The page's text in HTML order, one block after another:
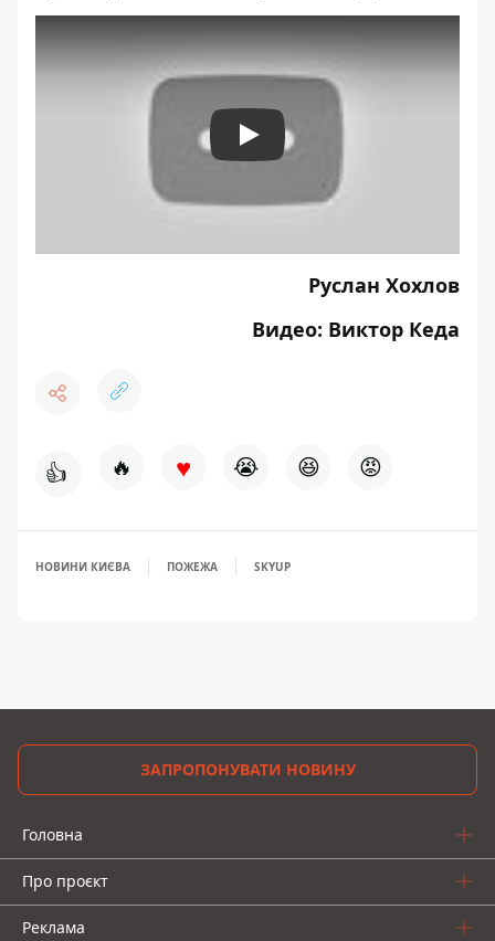
Play
Руслан Хохлов
Видео: Виктор Кеда
👍 🔥 ♥ 😭 😆 😡
НОВИНИ КИЄВА ПОЖЕЖА SKYUP
ЗАПРОПОНУВАТИ НОВИНУ
Головна
Про проєкт
Реклама